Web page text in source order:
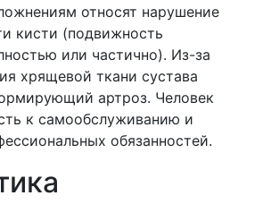
относят нарушение
кисти (подвижность
или частично). Из-за
хрящевой ткани сустава
артроз. Человек
к самообслуживанию и
обязанностей.